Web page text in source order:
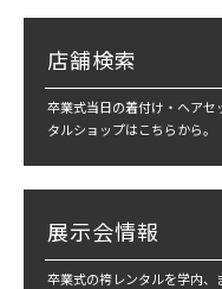
店舗検索
卒業式当日の着付け・ヘア
タルショップはこちらから。
展示会情報
卒業式の袴レンタルを学内